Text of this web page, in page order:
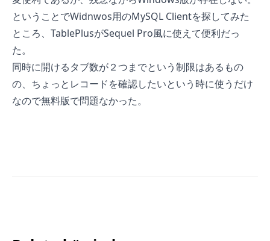
ということでWidnwos用のMySQL Clientを探してみた
ところ、 TablePlusがSequel Pro風に使えて便利だっ
た。
同時に開けるタブ数が２つまでという制限はあるもの
の、ちょっとレコードを確認したいという時に使うだけ
なので無料版で問題なかった。